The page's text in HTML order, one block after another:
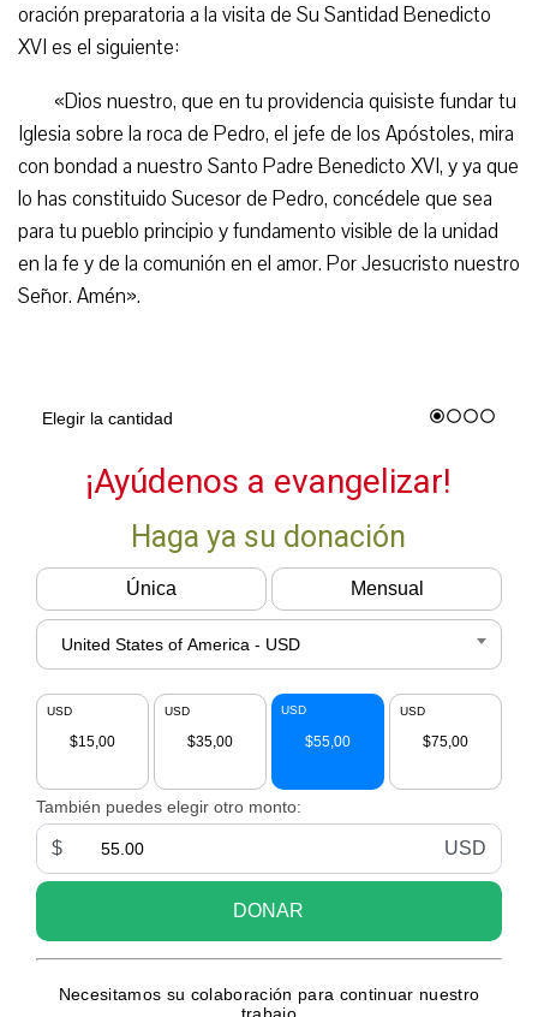
oración preparatoria a la visita de Su Santidad Benedicto
XVI es el siguiente:
«Dios nuestro, que en tu providencia quisiste fundar tu
Iglesia sobre la roca de Pedro, el jefe de los Apóstoles, mira
con bondad a nuestro Santo Padre Benedicto XVI, y ya que
lo has constituido Sucesor de Pedro, concédele que sea
para tu pueblo principio y fundamento visible de la unidad
en la fe y de la comunión en el amor. Por Jesucristo nuestro
Señor. Amén».